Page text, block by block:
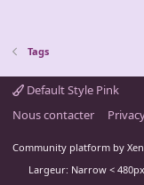
Tags
Default Style Pink
Nous contacter
Community platform by
Largeur